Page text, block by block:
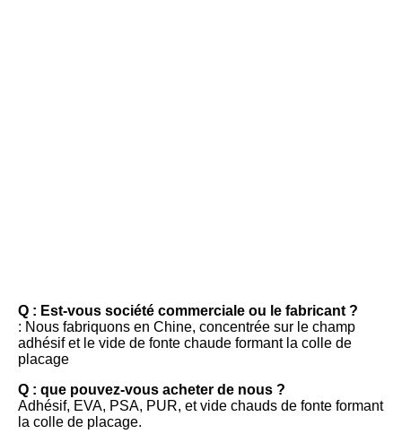
Q : Est-vous société commerciale ou le fabricant ?
: Nous fabriquons en Chine, concentrée sur le champ
adhésif et le vide de fonte chaude formant la colle de
placage
Q : que pouvez-vous acheter de nous ?
Adhésif, EVA, PSA, PUR, et vide chauds de fonte formant
la colle de placage.